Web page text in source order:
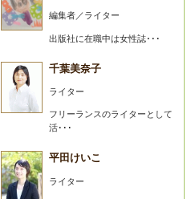
編集者／ライター
出版社に在職中は女性誌･･･
千葉美奈子
ライター
フリーランスのライターとして
活･･･
平田けいこ
ライター